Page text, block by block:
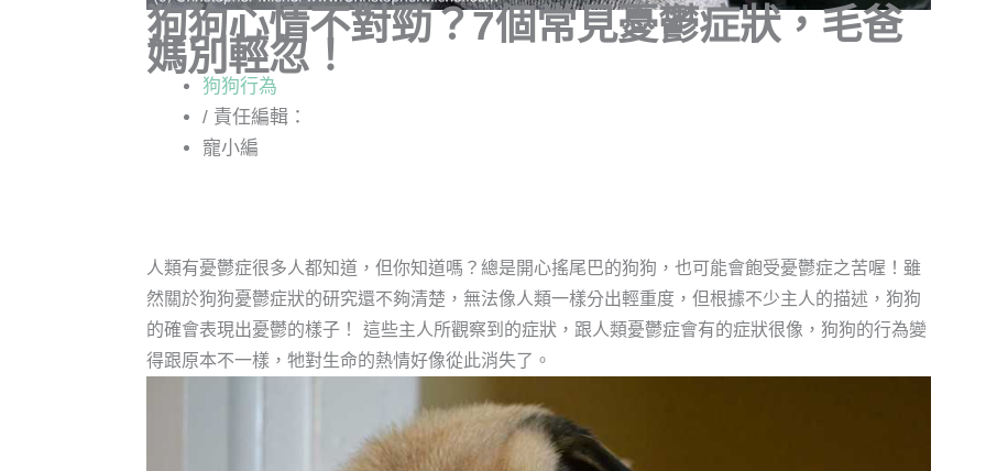
狗狗心情不對勁？7個常見憂鬱症狀，毛爸
媽別輕忽！
狗狗行為
/ 責任編輯：
寵小編
人類有憂鬱症很多人都知道，但你知道嗎？總是開心搖尾巴的狗狗，也可能會飽受憂鬱症之苦喔！雖
然關於狗狗憂鬱症狀的研究還不夠清楚，無法像人類一樣分出輕重度，但根據不少主人的描述，狗狗
的確會表現出憂鬱的樣子！
這些主人所觀察到的症狀，跟人類憂鬱症會有的症狀很像，狗狗的行為變
得跟原本不一樣，牠對生命的熱情好像從此消失了。